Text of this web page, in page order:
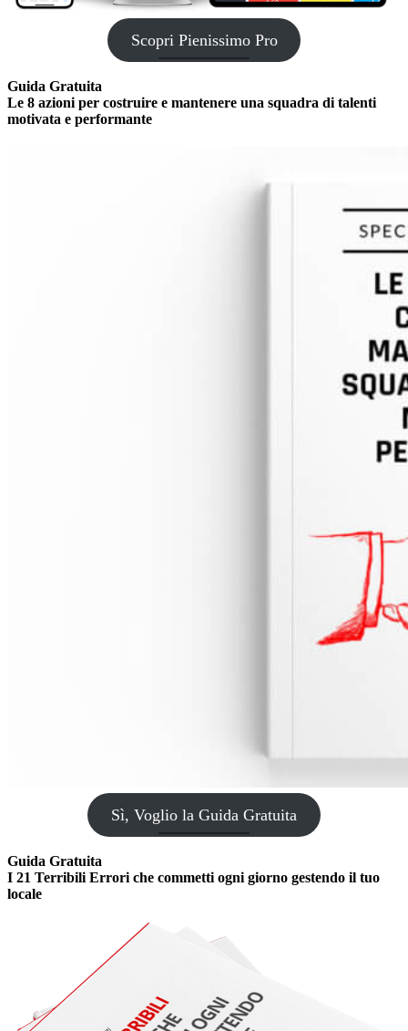
Scopri Pienissimo Pro
Guida Gratuita
Le 8 azioni per costruire e mantenere una squadra di talenti
motivata e performante
Sì, Voglio la Guida Gratuita
Guida Gratuita
I 21 Terribili Errori che commetti ogni giorno gestendo il tuo
locale